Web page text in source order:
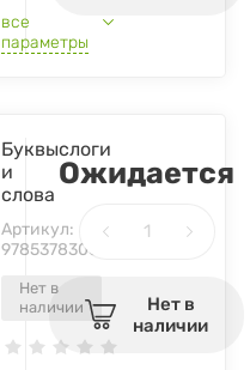
все
параметры
Нет в
наличии
Буквыслоги
и
слова
Артикул:
9785378300778
Ожидается
Нет в
наличии